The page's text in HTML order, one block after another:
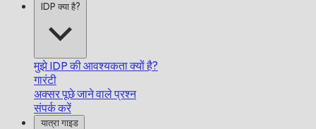
IDP क्या है?
मुझे IDP की आवश्यकता क्यों है?
गारंटी
अक्सर पूछे जाने वाले प्रश्न
संपर्क करें
यात्रा गाइड